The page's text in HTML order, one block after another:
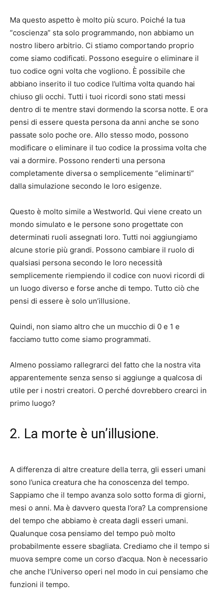
Ma questo aspetto è molto più scuro. Poiché la tua
“coscienza” sta solo programmando, non abbiamo un
nostro libero arbitrio. Ci stiamo comportando proprio
come siamo codificati. Possono eseguire o eliminare il
tuo codice ogni volta che vogliono. È possibile che
abbiano inserito il tuo codice l’ultima volta quando hai
chiuso gli occhi. Tutti i tuoi ricordi sono stati messi
dentro di te mentre stavi dormendo la scorsa notte. E ora
pensi di essere questa persona da anni anche se sono
passate solo poche ore. Allo stesso modo, possono
modificare o eliminare il tuo codice la prossima volta che
vai a dormire. Possono renderti una persona
completamente diversa o semplicemente “eliminarti”
dalla simulazione secondo le loro esigenze.
Questo è molto simile a Westworld. Qui viene creato un
mondo simulato e le persone sono progettate con
determinati ruoli assegnati loro. Tutti noi aggiungiamo
alcune storie più grandi. Possono cambiare il ruolo di
qualsiasi persona secondo le loro necessità
semplicemente riempiendo il codice con nuovi ricordi di
un luogo diverso e forse anche di tempo. Tutto ciò che
pensi di essere è solo un’illusione.
Quindi, non siamo altro che un mucchio di 0 e 1 e
facciamo tutto come siamo programmati.
Almeno possiamo rallegrarci del fatto che la nostra vita
apparentemente senza senso si aggiunge a qualcosa di
utile per i nostri creatori. O perché dovrebbero crearci in
primo luogo?
2. La morte è un’illusione.
A differenza di altre creature della terra, gli esseri umani
sono l’unica creatura che ha conoscenza del tempo.
Sappiamo che il tempo avanza solo sotto forma di giorni,
mesi o anni. Ma è davvero questa l’ora? La comprensione
del tempo che abbiamo è creata dagli esseri umani.
Qualunque cosa pensiamo del tempo può molto
probabilmente essere sbagliata. Crediamo che il tempo si
muova sempre come un corso d’acqua. Non è necessario
che anche l’Universo operi nel modo in cui pensiamo che
funzioni il tempo.